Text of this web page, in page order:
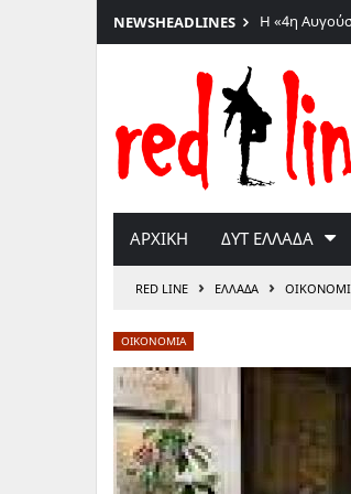
Μετάβαση
στο
περιεχόμενο
NEWSHEADLINES Η «4η
ΑΡΧΙΚΗ ΔΥΤ ΕΛΛΑΔΑ
RED LINE › ΕΛΛΑΔΑ ›
ΟΙΚΟΝΟΜΙΑ